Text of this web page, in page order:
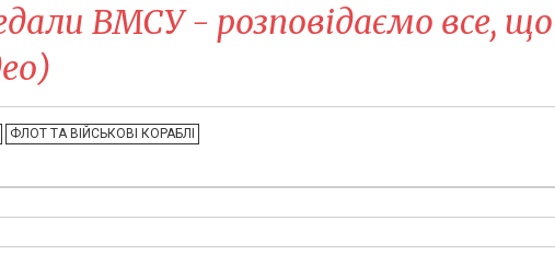
ВМСУ - розповідаємо все, що
ФЛОТ ТА ВІЙСЬКОВІ КОРАБЛІ